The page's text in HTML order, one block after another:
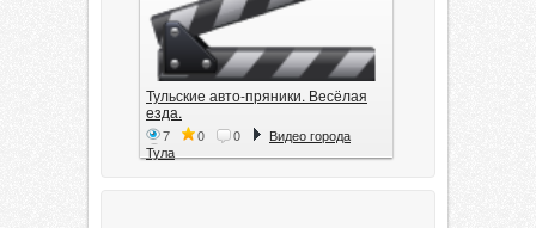
Тульские авто-пряники. Весёлая
езда.
7 0 0
Видео города
Тула